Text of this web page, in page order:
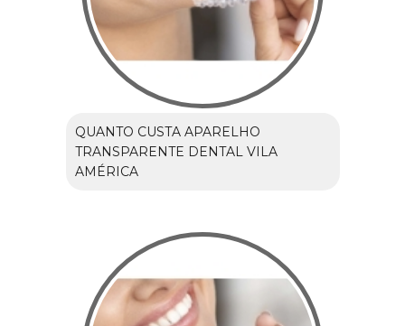
QUANTO CUSTA APARELHO
TRANSPARENTE DENTAL VILA
AMÉRICA